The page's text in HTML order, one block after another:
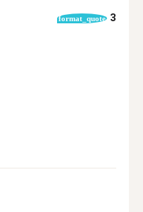
format_quote 3